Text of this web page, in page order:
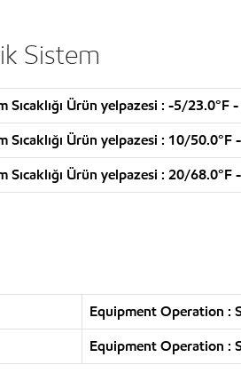
Sistem
Sıcaklığı Ürün yelpazesi : -5/23.0°F
Sıcaklığı Ürün yelpazesi : 10/50.0°F
Sıcaklığı Ürün yelpazesi : 20/68.0°F
Equipment Operation :
Equipment Operation :